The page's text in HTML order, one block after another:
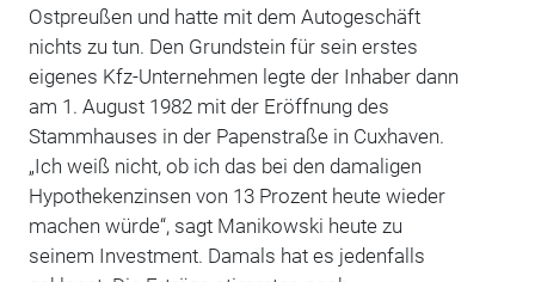
Ostpreußen und hatte mit dem Autogeschäft
nichts zu tun. Den Grundstein für sein erstes
eigenes Kfz-Unternehmen legte der Inhaber dann
am 1. August 1982 mit der Eröffnung des
Stammhauses in der Papenstraße in Cuxhaven.
„Ich weiß nicht, ob ich das bei den damaligen
Hypothekenzinsen von 13 Prozent heute wieder
machen würde“, sagt Manikowski heute zu
seinem Investment. Damals hat es jedenfalls